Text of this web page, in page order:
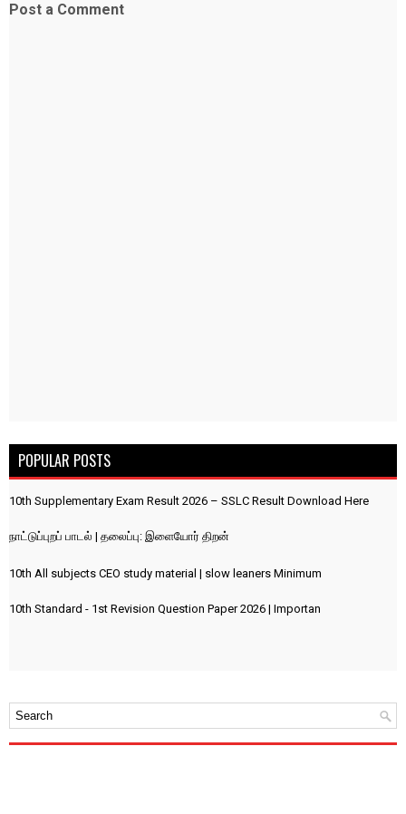
Post a Comment
POPULAR POSTS
10th Supplementary Exam Result 2026 – SSLC Result Download Here
நாட்டுப்புறப் பாடல் | தலைப்பு: இளையோர் திறன்
10th All subjects CEO study material | slow leaners Minimum
10th Standard - 1st Revision Question Paper 2026 | Importan